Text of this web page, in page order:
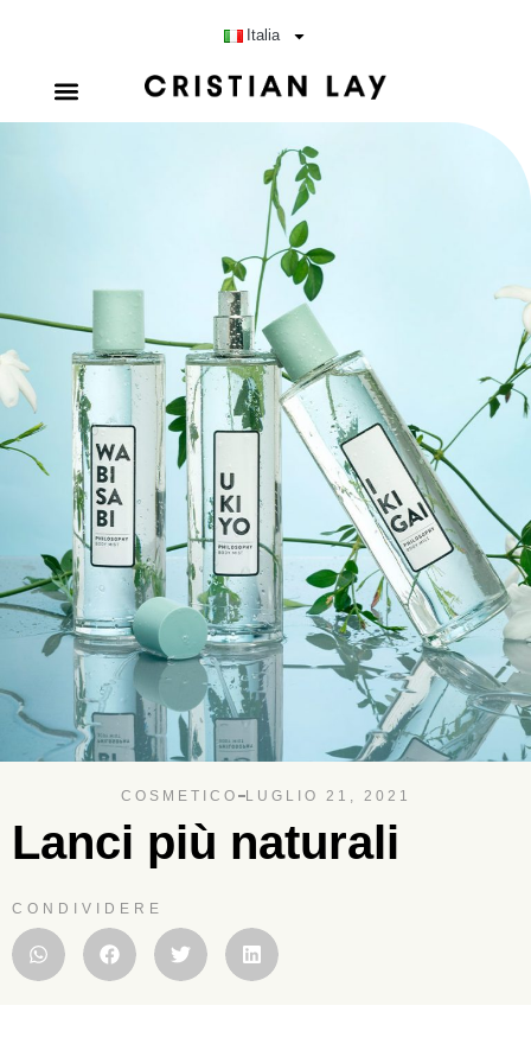
Italia
COSMETICO LUGLIO 21, 2021
Lanci più naturali
CONDIVIDERE